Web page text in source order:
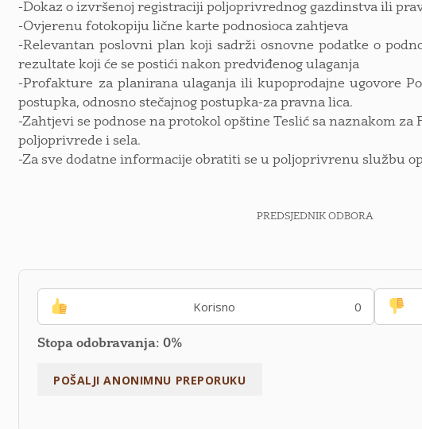
-Dokaz o izvršenoj registraciji poljoprivrednog gazdinstva ili
-Ovjerenu fotokopiju lične karte podnosioca zahtjeva
-Relevantan poslovni plan koji sadrži osnovne podatke o
rezultate koji će se postići nakon predviđenog ulaganja
-Profakture za planirana ulaganja ili kupoprodajne ugovore
postupka, odnosno stečajnog postupka-za pravna lica.
-Zahtjevi se podnose na protokol opštine Teslić sa naznakom za
poljoprivrede i sela.
-Za sve dodatne informacije obratiti se u poljoprivrenu službu
PREDSJEDNIK ODBORA
Korisno 0
Stopa odobravanja: 0%